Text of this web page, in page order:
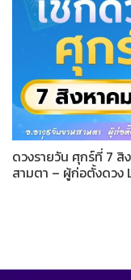
ดวงรายวัน ศุกร์ที่ 7 สิ
สามตา – ผู้ก่อตั้งดวง